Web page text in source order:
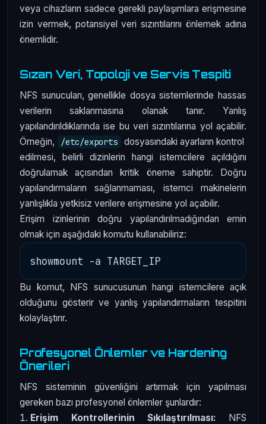
veya cihazların sadece gerekli paylaşımlara erişmesine
izin vermek, potansiyel veri sızıntılarını önlemek adına
önemlidir.
Sızan Veri, Topoloji ve Servis Tespiti
NFS sunucuları, genellikle dosya sistemlerinde hassas
verilerin saklanmasına olanak tanır. Yanlış
yapılandırıldıklarında ise bu veri sızıntılarına yol açabilir.
Örneğin,
/etc/exports
dosyasındaki ayarların kontrol
edilmesi, belirli dizinlerin hangi istemcilere açıldığını
doğrulamak açısından kritik öneme sahiptir. Doğru
yapılandırmaların sağlanmaması, istemci makinelerin
yanlışlıkla yetkisiz verilere erişmesine yol açabilir.
Erişim izinlerinin doğru yapılandırılmadığından emin
olmak için aşağıdaki komutu kullanabiliriz:
Bu komut, NFS sunucusunun hangi istemcilere açık
olduğunu gösterir ve yanlış yapılandırmaların tespitini
kolaylaştırır.
Profesyonel Önlemler ve Hardening
Önerileri
NFS sisteminin güvenliğini artırmak için yapılması
gereken bazı profesyonel önlemler şunlardır:
Erişim Kontrollerinin Sıkılaştırılması: NFS